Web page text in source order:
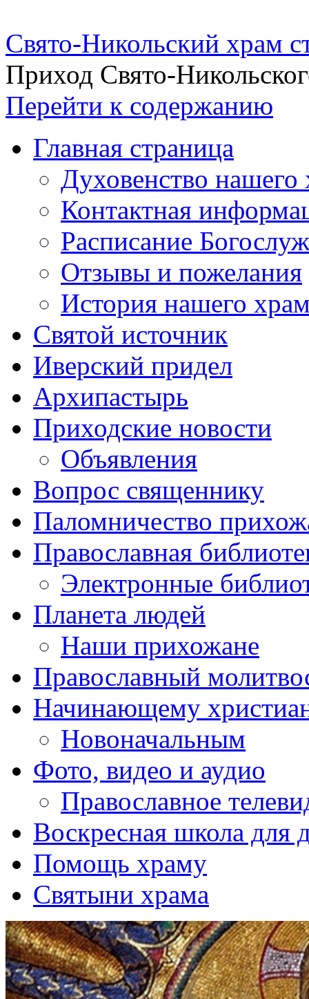
Свято-Никольский храм
Приход Свято-
Перейти к содержанию
Главная страница
Духовенство нашего
Контактная
Расписание
Отзывы и пожелания
История нашего
Святой источник
Иверский придел
Архипастырь
Приходские новости
Объявления
Вопрос священнику
Паломничество
Православная
Электронные
Планета людей
Наши прихожане
Православный
Начинающему
Новоначальным
Фото, видео и аудио
Православное
Воскресная школа для
Помощь храму
Святыни храма